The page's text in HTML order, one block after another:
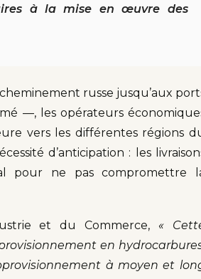
à la mise en œuvre des
russe jusqu’aux
—, les opérateurs
vers les différentes régions
d’anticipation : les
pour ne pas compromettre
et du Commerce, «
en
à moyen et